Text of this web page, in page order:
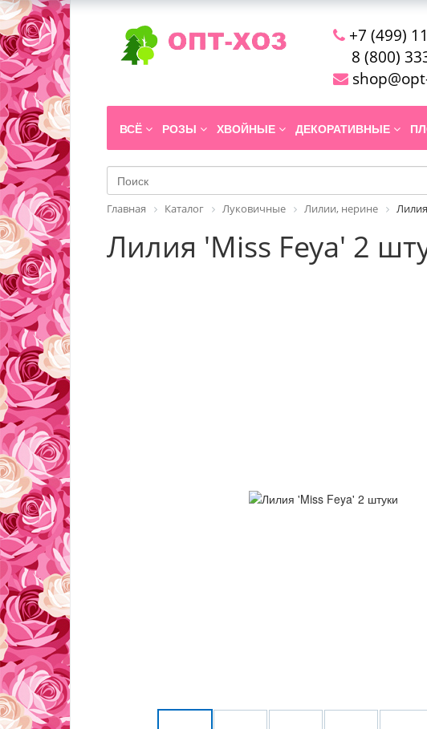
+7 (499)
8 (800)
ВСЁ РОЗЫ ХВОЙНЫЕ ДЕКОРАТИВНЫЕ
Главная Каталог Луковичные Лилии, нерине
Лилия 'Miss Feya' 2